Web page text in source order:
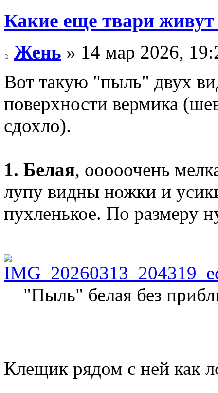
Какие еще твари
Жень » 14 мар 2026,
Вот такую "пыль" двух
поверхности вермика
сдохло).
1. Белая, ооооочень
лупу видны ножки и
пухленькое. По размеру
"Пыль" белая без
Клещик рядом с ней